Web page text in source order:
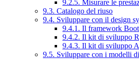
9.2.5. Misurare le
9.3. Catalogo del riuso
9.4. Sviluppare con il design
9.4.1. Il framework
9.4.2. Il kit di sviluppo
9.4.3. Il kit di sviluppo
9.5. Sviluppare con i modelli